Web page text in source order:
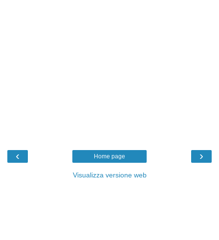
‹ ›
Home page
Visualizza versione web